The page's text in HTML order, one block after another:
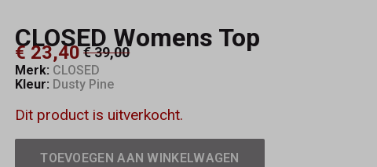
CLOSED Womens Top
€ 23,40€ 39,00
Merk: CLOSED
Kleur: Dusty Pine
Dit product is uitverkocht.
TOEVOEGEN AAN WINKELWAGEN